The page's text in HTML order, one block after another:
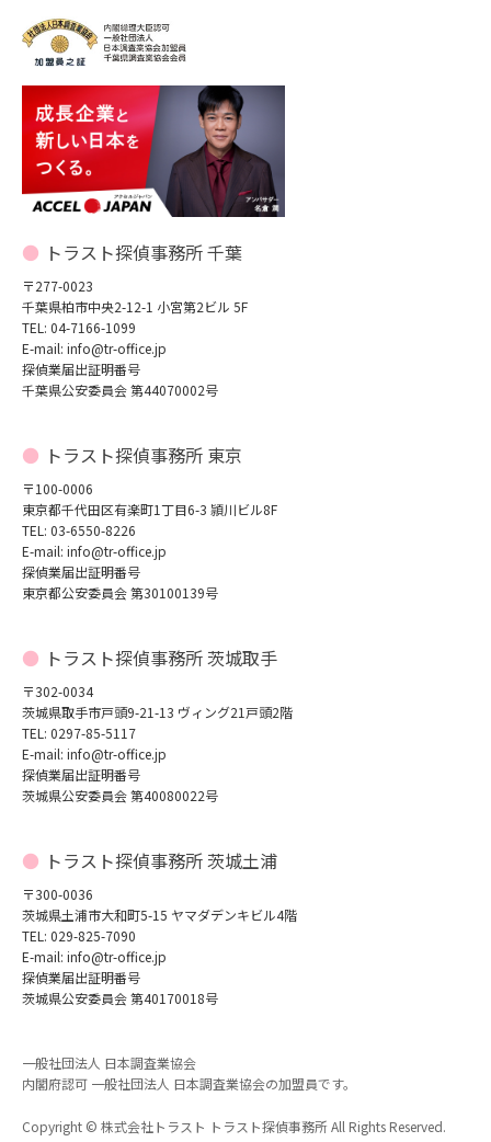
トラスト探偵事務所 千葉
〒277-0023
千葉県柏市中央2-12-1 小宮第2ビル 5F
TEL: 04-7166-1099
E-mail: info@tr-office.jp
探偵業届出証明番号
千葉県公安委員会 第44070002号
トラスト探偵事務所 東京
〒100-0006
東京都千代田区有楽町1丁目6-3 頴川ビル8F
TEL: 03-6550-8226
E-mail: info@tr-office.jp
探偵業届出証明番号
東京都公安委員会 第30100139号
トラスト探偵事務所 茨城取手
〒302-0034
茨城県取手市戸頭9-21-13 ヴィング21戸頭2階
TEL: 0297-85-5117
E-mail: info@tr-office.jp
探偵業届出証明番号
茨城県公安委員会 第40080022号
トラスト探偵事務所 茨城土浦
〒300-0036
茨城県土浦市大和町5-15 ヤマダデンキビル4階
TEL: 029-825-7090
E-mail: info@tr-office.jp
探偵業届出証明番号
茨城県公安委員会 第40170018号
一般社団法人 日本調査業協会
内閣府認可 一般社団法人 日本調査業協会の加盟員です。
Copyright © 株式会社トラスト トラスト探偵事務所 All Rights Reserved.